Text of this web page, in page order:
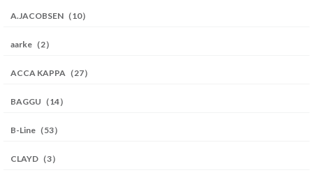
A.JACOBSEN（10）
aarke（2）
ACCA KAPPA（27）
BAGGU（14）
B-Line（53）
CLAYD（3）